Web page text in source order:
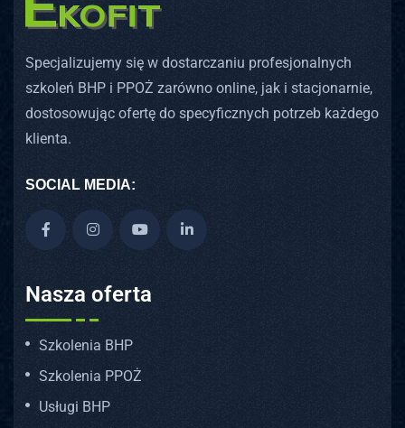
Specjalizujemy się w dostarczaniu profesjonalnych
szkoleń BHP i PPOŻ zarówno online, jak i stacjonarnie,
dostosowując ofertę do specyficznych potrzeb każdego
klienta.
SOCIAL MEDIA:
Nasza oferta
Szkolenia BHP
Szkolenia PPOŻ
Usługi BHP